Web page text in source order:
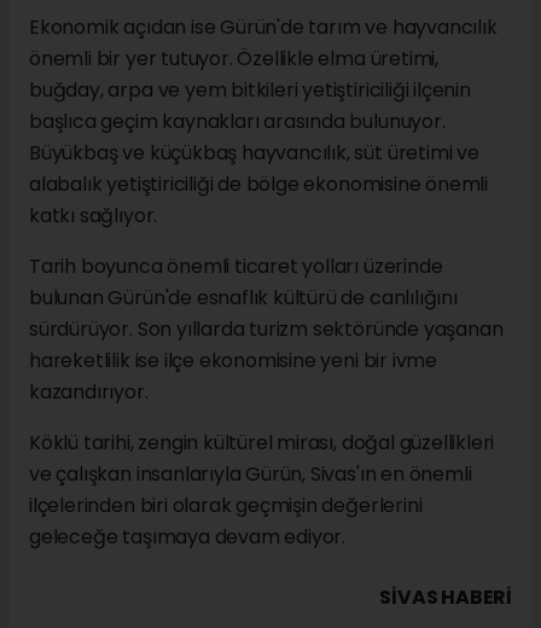
Ekonomik açıdan ise Gürün'de tarım ve hayvancılık
önemli bir yer tutuyor. Özellikle elma üretimi,
buğday, arpa ve yem bitkileri yetiştiriciliği ilçenin
başlıca geçim kaynakları arasında bulunuyor.
Büyükbaş ve küçükbaş hayvancılık, süt üretimi ve
alabalık yetiştiriciliği de bölge ekonomisine önemli
katkı sağlıyor.
Tarih boyunca önemli ticaret yolları üzerinde
bulunan Gürün'de esnaflık kültürü de canlılığını
sürdürüyor. Son yıllarda turizm sektöründe yaşanan
hareketlilik ise ilçe ekonomisine yeni bir ivme
kazandırıyor.
Köklü tarihi, zengin kültürel mirası, doğal güzellikleri
ve çalışkan insanlarıyla Gürün, Sivas'ın en önemli
ilçelerinden biri olarak geçmişin değerlerini
geleceğe taşımaya devam ediyor.
SIVAS HABERİ